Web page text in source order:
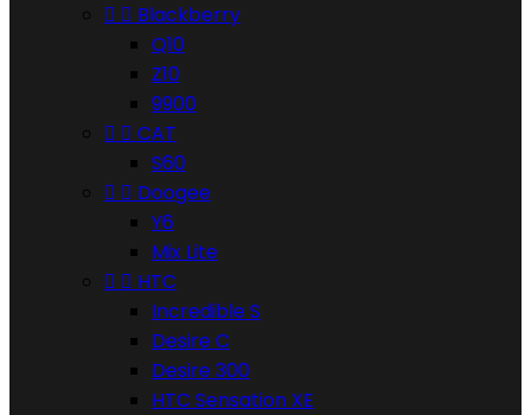
  Blackberry
Q10
Z10
9900
  CAT
S60
  Doogee
Y6
Mix Lite
  HTC
Incredible S
Desire C
Desire 300
HTC Sensation XE